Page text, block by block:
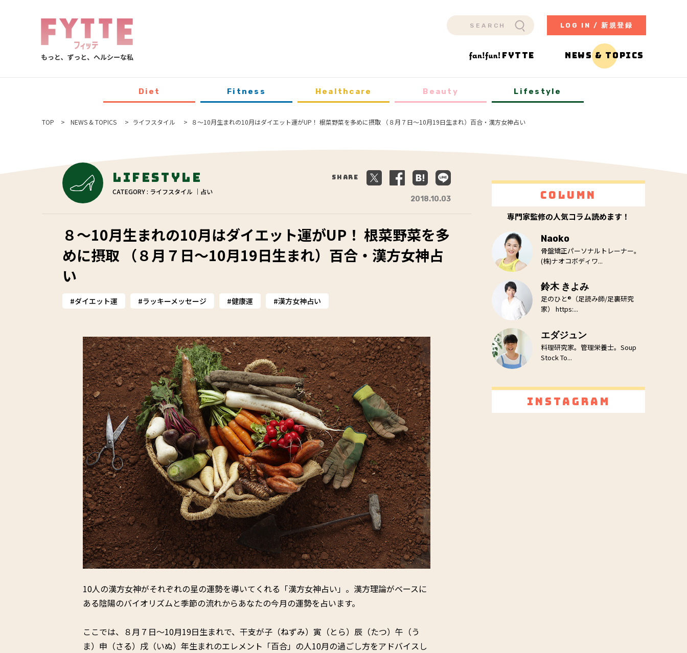
LOG IN / 新規登録
FYTTE NEWS & TOPICS
Diet Fitness Healthcare Beauty Lifestyle
TOP NEWS & TOPICS ライフスタイル ８〜10月生まれの10月はダイエット運がUP！ 根菜野菜を多めに摂取 （８月７日〜10月19日生まれ）百合・漢方女神占い
Lifestyle
CATEGORY : ライフスタイル ｜占い
2018.10.03
８〜10月生まれの10月はダイエット運がUP！ 根菜野菜を多
めに摂取 （８月７日〜10月19日生まれ）百合・漢方女神占
い
ダイエット運 ラッキーメッセージ 健康運 漢方女神占い
Share
10人の漢方女神がそれぞれの星の運勢を導いてくれる 「漢方女神占い」。 漢方理論がベースに
ある陰陽のバイオリズムと季節の流れからあなたの今月の運勢を占います。
ここでは、８月７日〜10月19日生まれで、干支が子（ねずみ）寅（とら）辰（たつ）午（う
ま）申（さる）戌（いぬ）年生まれのエレメント「百合」の人10月の過ごし方をアドバイスし
Column
専門家監修の人気コラム読めます！
Naoko
骨盤矯正パーソナルトレーナー。
(株)ナオコボディワ...
鈴木 きよみ
足のひと®（足読み師/足裏研究
家） https:...
エダジュン
料理研究家。管理栄養士。Soup
Stock To...
Instagram